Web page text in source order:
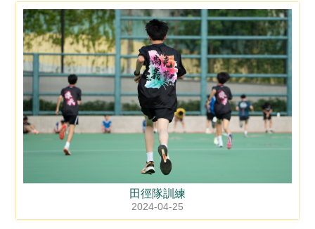
田徑隊訓練
2024-04-25